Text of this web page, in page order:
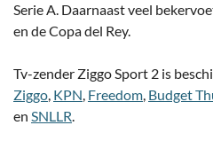
Serie A. Daarnaast veel
en de Copa del Rey.
Tv-zender Ziggo Sport 2 is
Ziggo, KPN, Freedom, Budget
en SNLLR.